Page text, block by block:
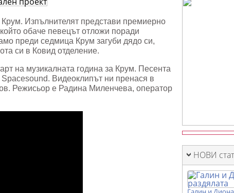
Изпълнителят представи премиерно
обаче певецът отложи поради
преди седмица Крум загуби дядо си,
си в Ковид отделение.
на музикалната година за Крум. Песента
Видеоклипът ни пренася в
Режисьор е Радина Миленчева, оператор
НОВИ